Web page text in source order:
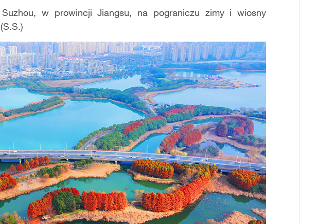
w prowincji Jiangsu, na pograniczu zimy i wiosny